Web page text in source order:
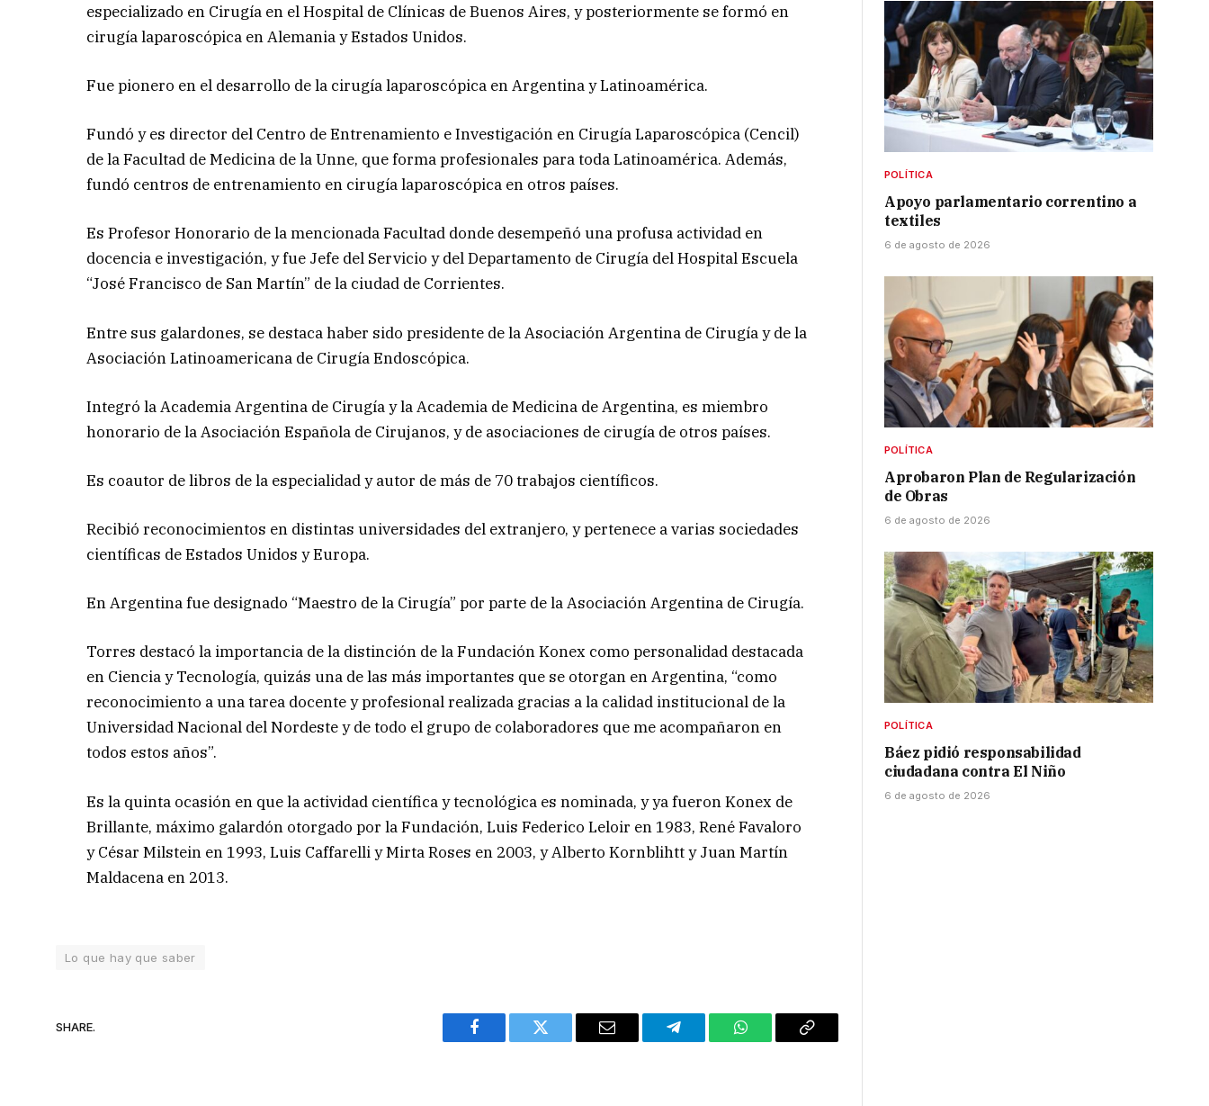
especializado en Cirugía en el Hospital de Clínicas de Buenos Aires, y posteriormente se formó en
cirugía laparoscópica en Alemania y Estados Unidos.
Fue pionero en el desarrollo de la cirugía laparoscópica en Argentina y Latinoamérica.
Fundó y es director del Centro de Entrenamiento e Investigación en Cirugía Laparoscópica (Cencil)
de la Facultad de Medicina de la Unne, que forma profesionales para toda Latinoamérica. Además,
fundó centros de entrenamiento en cirugía laparoscópica en otros países.
Es Profesor Honorario de la mencionada Facultad donde desempeñó una profusa actividad en
docencia e investigación, y fue Jefe del Servicio y del Departamento de Cirugía del Hospital Escuela
“José Francisco de San Martín” de la ciudad de Corrientes.
Entre sus galardones, se destaca haber sido presidente de la Asociación Argentina de Cirugía y de la
Asociación Latinoamericana de Cirugía Endoscópica.
Integró la Academia Argentina de Cirugía y la Academia de Medicina de Argentina, es miembro
honorario de la Asociación Española de Cirujanos, y de asociaciones de cirugía de otros países.
Es coautor de libros de la especialidad y autor de más de 70 trabajos científicos.
Recibió reconocimientos en distintas universidades del extranjero, y pertenece a varias sociedades
científicas de Estados Unidos y Europa.
En Argentina fue designado “Maestro de la Cirugía” por parte de la Asociación Argentina de Cirugía.
Torres destacó la importancia de la distinción de la Fundación Konex como personalidad destacada
en Ciencia y Tecnología, quizás una de las más importantes que se otorgan en Argentina, “como
reconocimiento a una tarea docente y profesional realizada gracias a la calidad institucional de la
Universidad Nacional del Nordeste y de todo el grupo de colaboradores que me acompañaron en
todos estos años”.
Es la quinta ocasión en que la actividad científica y tecnológica es nominada, y ya fueron Konex de
Brillante, máximo galardón otorgado por la Fundación, Luis Federico Leloir en 1983, René Favaloro
y César Milstein en 1993, Luis Caffarelli y Mirta Roses en 2003, y Alberto Kornblihtt y Juan Martín
Maldacena en 2013.
Lo que hay que saber
SHARE.
Facebook Twitter Email Telegram WhatsAppCopy
POLÍTICA
Apoyo parlamentario correntino a
textiles
6 de agosto de 2026
POLÍTICA
Aprobaron Plan de Regularización
de Obras
6 de agosto de 2026
POLÍTICA
Báez pidió responsabilidad
ciudadana contra El Niño
6 de agosto de 2026